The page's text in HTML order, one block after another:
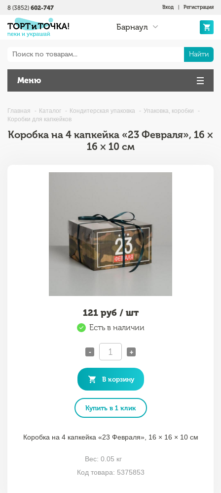
Вход Регистрация
Барнаул
8 (3852) 602-747
Найти
Меню
Главная Каталог Кондитерская упаковка
Упаковка, коробки
Коробки для капкейков
Коробка на 4 капкейка «23 Февраля», 16 ×
16 × 10 см
121руб / шт
Есть в наличии
- +
В корзину
Купить в 1 клик
Коробка на 4 капкейка «23 Февраля», 16 × 16 × 10 см
Вес: 0.05 кг
Код товара: 5375853